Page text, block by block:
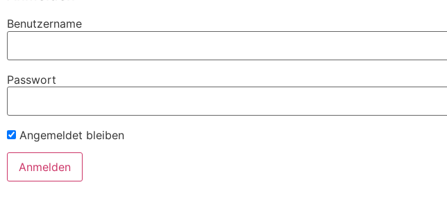
Benutzername
Passwort
Angemeldet bleiben